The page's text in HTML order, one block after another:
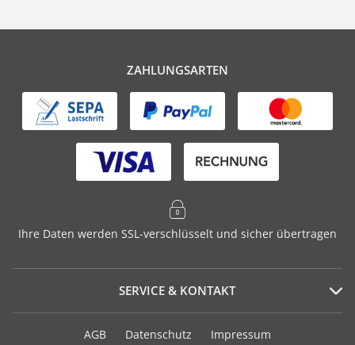
ZAHLUNGSARTEN
Ihre Daten werden SSL-verschlüsselt und sicher übertragen
SERVICE & KONTAKT
Serviceportal
AGB Datenschutz Impressum